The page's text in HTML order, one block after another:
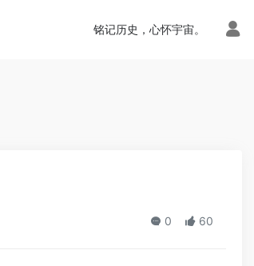
铭记历史，心怀宇宙。
0 60